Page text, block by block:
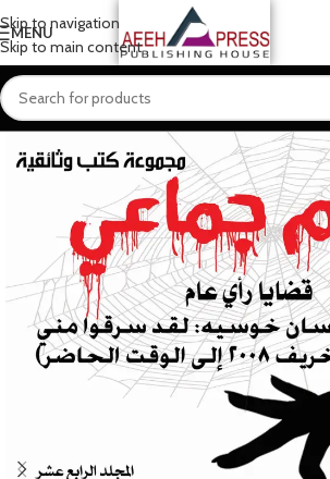
Skip to navigation
Skip to main content
MENU